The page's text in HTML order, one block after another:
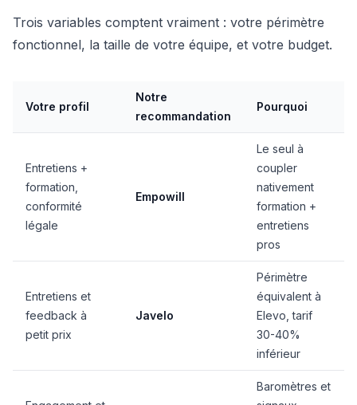
Trois variables comptent vraiment : votre périmètre
fonctionnel, la taille de votre équipe, et votre budget.
Votre profil
Notre
recommandation
Pourquoi
Entretiens +
formation,
conformité
légale
Empowill
Le seul à
coupler
nativement
formation +
entretiens
pros
Entretiens et
feedback à
petit prix
Javelo
Périmètre
équivalent à
Elevo, tarif
30-40%
inférieur
Baromètres et